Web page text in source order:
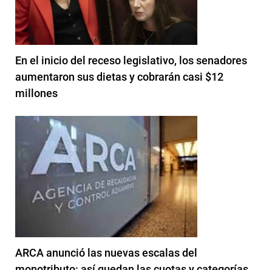
En el inicio del receso legislativo, los senadores
aumentaron sus dietas y cobrarán casi $12
millones
ARCA anunció las nuevas escalas del